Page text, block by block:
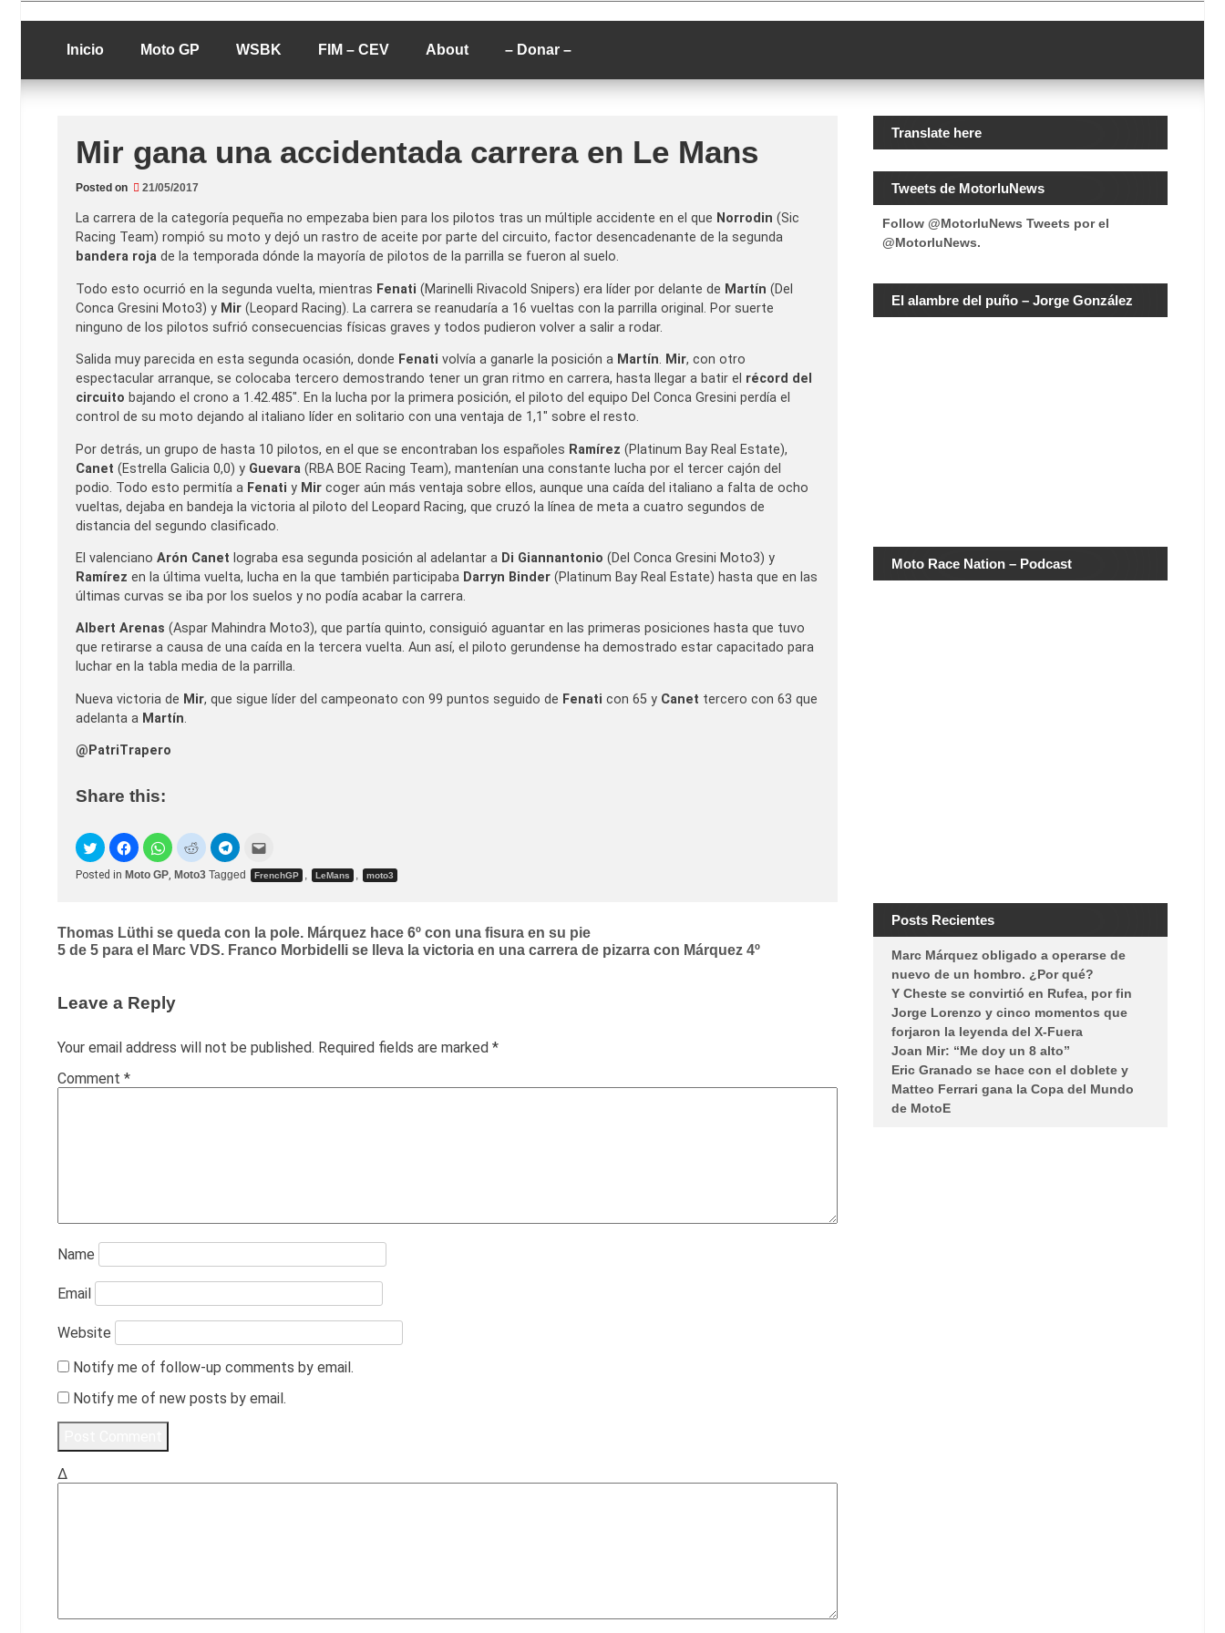
to
contentLucio Lopez GP
luciolopezgp
Inicio Moto GP WSBK FIM – CEV About – Donar –
Mir gana una accidentada carrera en Le Mans
Posted on 21/05/2017
La carrera de la categoría pequeña no empezaba bien para los pilotos tras un múltiple accidente en el que Norrodin (Sic
Racing Team) rompió su moto y dejó un rastro de aceite por parte del circuito, factor desencadenante de la segunda
bandera roja de la temporada dónde la mayoría de pilotos de la parrilla se fueron al suelo.
Todo esto ocurrió en la segunda vuelta, mientras Fenati (Marinelli Rivacold Snipers) era líder por delante de Martín (Del
Conca Gresini Moto3) y Mir (Leopard Racing). La carrera se reanudaría a 16 vueltas con la parrilla original. Por suerte
ninguno de los pilotos sufrió consecuencias físicas graves y todos pudieron volver a salir a rodar.
Salida muy parecida en esta segunda ocasión, donde Fenati volvía a ganarle la posición a Martín. Mir, con otro
espectacular arranque, se colocaba tercero demostrando tener un gran ritmo en carrera, hasta llegar a batir el récord del
circuito bajando el crono a 1.42.485″. En la lucha por la primera posición, el piloto del equipo Del Conca Gresini perdía el
control de su moto dejando al italiano líder en solitario con una ventaja de 1,1″ sobre el resto.
Por detrás, un grupo de hasta 10 pilotos, en el que se encontraban los españoles Ramírez (Platinum Bay Real Estate),
Canet (Estrella Galicia 0,0) y Guevara (RBA BOE Racing Team), mantenían una constante lucha por el tercer cajón del
podio. Todo esto permitía a Fenati y Mir coger aún más ventaja sobre ellos, aunque una caída del italiano a falta de ocho
vueltas, dejaba en bandeja la victoria al piloto del Leopard Racing, que cruzó la línea de meta a cuatro segundos de
distancia del segundo clasificado.
El valenciano Arón Canet lograba esa segunda posición al adelantar a Di Giannantonio (Del Conca Gresini Moto3) y
Ramírez en la última vuelta, lucha en la que también participaba Darryn Binder (Platinum Bay Real Estate) hasta que en las
últimas curvas se iba por los suelos y no podía acabar la carrera.
Albert Arenas (Aspar Mahindra Moto3), que partía quinto, consiguió aguantar en las primeras posiciones hasta que tuvo
que retirarse a causa de una caída en la tercera vuelta. Aun así, el piloto gerundense ha demostrado estar capacitado para
luchar en la tabla media de la parrilla.
Nueva victoria de Mir, que sigue líder del campeonato con 99 puntos seguido de Fenati con 65 y Canet tercero con 63 que
adelanta a Martín.
@PatriTrapero
Share this:
Posted in Moto GP Moto3 Tagged FrenchGP LeMans moto3
Post
navigation
Thomas Lüthi se queda con la pole. Márquez hace 6º con una fisura en su pie
5 de 5 para el Marc VDS. Franco Morbidelli se lleva la victoria en una carrera de pizarra con Márquez 4º
Leave a Reply
Your email address will not be published. Required fields are marked *
Comment *
Name
Email
Website
Notify me of follow-up comments by email.
Notify me of new posts by email.
Δ
Translate here
Tweets de MotorluNews
Follow @MotorluNews Tweets por el
@MotorluNews.
El alambre del puño – Jorge González
Moto Race Nation – Podcast
Posts Recientes
Marc Márquez obligado a operarse de
nuevo de un hombro. ¿Por qué?
Y Cheste se convirtió en Rufea, por fin
Jorge Lorenzo y cinco momentos que
forjaron la leyenda del X-Fuera
Joan Mir: “Me doy un 8 alto”
Eric Granado se hace con el doblete y
Matteo Ferrari gana la Copa del Mundo
de MotoE